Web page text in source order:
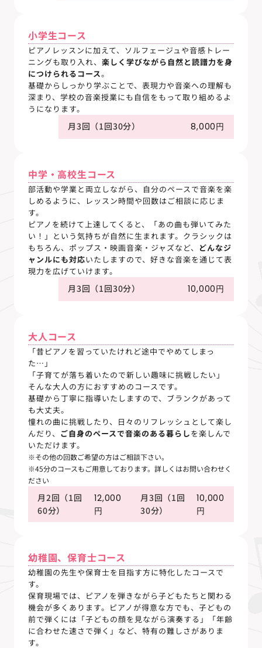
小学生コース
ピアノレッスンに加えて、ソルフェージュや音感トレー
ニングも取り入れ、 楽しく学びながら自然と読譜力を身
につけられるコース。
基礎からしっかり学ぶことで、表現力や音楽への理解も
深まり、学校の音楽授業にも自信をもって取り組めるよ
うになります。
月3回（1回30分） 8,000円
中学・高校生コース
部活動や学業と両立しながら、自分のペースで音楽を楽
しめるように、レッスン時間や回数はご相談に応じま
す。
ピアノを続けて上達してくると、「あの曲も弾いてみた
い！」という気持ちが自然に生まれます。クラシックは
もちろん、ポップス・映画音楽・ジャズなど、 どんなジ
ャンルにも対応いたしますので、好きな音楽を通じて表
現力を広げていけます。
月3回（1回30分） 10,000円
大人コース
「昔ピアノを習っていたけれど途中でやめてしまっ
た…」
「子育てが落ち着いたので新しい趣味に挑戦したい」
そんな大人の方におすすめのコースです。
基礎から丁寧に指導いたしますので、ブランクがあって
も大丈夫。
憧れの曲に挑戦したり、日々のリフレッシュとして楽し
んだり、 ご自身のペースで音楽のある暮らしを楽しんで
いただけます。
※その他の回数ご希望の方はご相談下さい。
※45分のコースもご用意しております。詳しくはお問い合わせく
ださい
月3回（1回
30分）
10,000
円
月2回（1回
60分）
12,000
円
幼稚園、保育士コース
幼稚園の先生や保育士を目指す方に特化したコースで
す。
保育現場では、ピアノを弾きながら子どもたちと関わる
機会が多くあります。ピアノが得意な方でも、子どもの
前で弾くには「子どもの顔を見ながら演奏する」「年齢
に合わせた速さで弾く」など、特有の難しさがありま
す。